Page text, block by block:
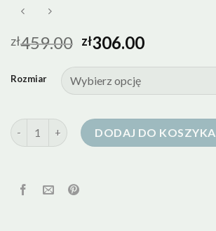
zł459.00 zł306.00
Rozmiar
ilość medicine kurtki puchoweDODAJ DO KOSZYKA